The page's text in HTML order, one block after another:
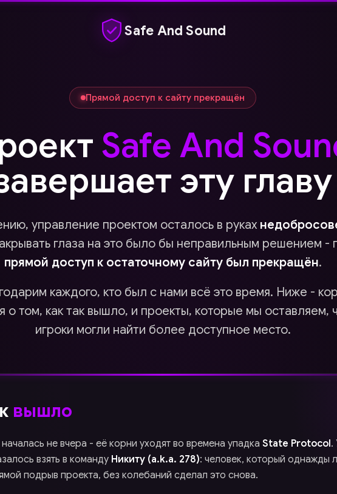
Safe And Sound
Прямой доступ к сайту прекращён
Safe And
эту главу
управление проектом осталось в руках
глаза на это было бы неправильным решением -
прямой доступ к остаточному сайту был прекращён.
каждого, кто был с нами всё это время. Ниже -
о том, как так вышло, и проекты, которые мы оставляем,
игроки могли найти более доступное место.
вышло
не вчера - её корни уходят во времена упадка State Protocol.
взять в команду Никиту (a.k.a. 278): человек, который однажды
подрыв проекта, без колебаний сделал это снова.